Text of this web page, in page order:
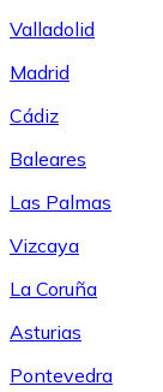
Valladolid
Madrid
Cádiz
Baleares
Las Palmas
Vizcaya
La Coruña
Asturias
Pontevedra